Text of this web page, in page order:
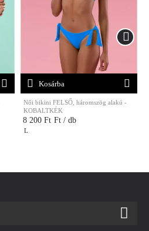
Női bikini FELSŐ, háromszög alakú -
KOBALTKÉK
L
8 200 Ft Ft / db
Kosárba